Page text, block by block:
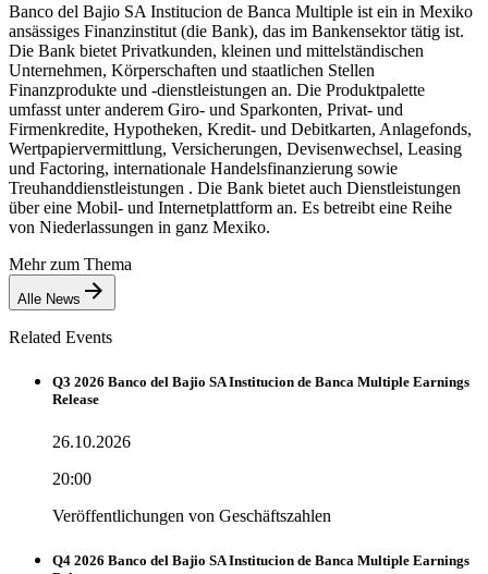
Banco del Bajio SA Institucion de Banca Multiple ist ein in Mexiko
ansässiges Finanzinstitut (die Bank), das im Bankensektor tätig ist.
Die Bank bietet Privatkunden, kleinen und mittelständischen
Unternehmen, Körperschaften und staatlichen Stellen
Finanzprodukte und -dienstleistungen an. Die Produktpalette
umfasst unter anderem Giro- und Sparkonten, Privat- und
Firmenkredite, Hypotheken, Kredit- und Debitkarten, Anlagefonds,
Wertpapiervermittlung, Versicherungen, Devisenwechsel, Leasing
und Factoring, internationale Handelsfinanzierung sowie
Treuhanddienstleistungen . Die Bank bietet auch Dienstleistungen
über eine Mobil- und Internetplattform an. Es betreibt eine Reihe
von Niederlassungen in ganz Mexiko.
Mehr zum Thema
Alle News
Related Events
Q3 2026 Banco del Bajio SA Institucion de Banca Multiple Earnings
Release
26.10.2026
20:00
Veröffentlichungen von Geschäftszahlen
Q4 2026 Banco del Bajio SA Institucion de Banca Multiple Earnings